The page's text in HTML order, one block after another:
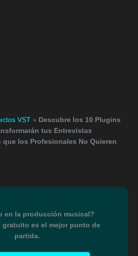
VST » Descubre los 10 Plugins
tus Entrevistas
que los Profesionales No Quieren
en la producción musical?
gratuito es el mejor punto de
partida.